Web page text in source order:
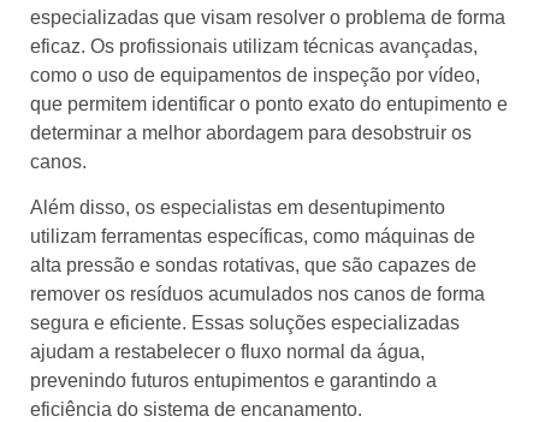
especializadas que visam resolver o problema de forma
eficaz. Os profissionais utilizam técnicas avançadas,
como o uso de equipamentos de inspeção por vídeo,
que permitem identificar o ponto exato do entupimento e
determinar a melhor abordagem para desobstruir os
canos.
Além disso, os especialistas em desentupimento
utilizam ferramentas específicas, como máquinas de
alta pressão e sondas rotativas, que são capazes de
remover os resíduos acumulados nos canos de forma
segura e eficiente. Essas soluções especializadas
ajudam a restabelecer o fluxo normal da água,
prevenindo futuros entupimentos e garantindo a
eficiência do sistema de encanamento.